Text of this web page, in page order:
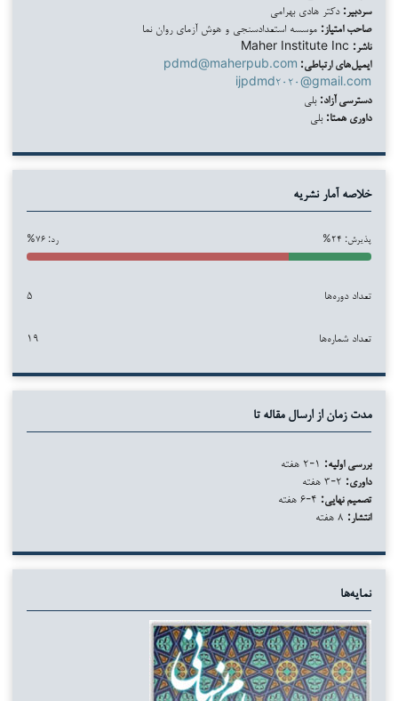
سردبیر: دکتر هادی بهرامی
صاحب امتیاز: موسسه استعدادسنجی و هوش آزمای روان نما
ناشر:
ایمیل‌های ارتباطی: pdmd@maherpub.com
ijpdmd۲۰۲۰@gmail.com
دسترسی آزاد: بلی
داوری همتا: بلی
خلاصه آمار نشریه
پذیرش: ۲۴% رد: ۷۶%
تعداد دوره‌ها ۵
تعداد شماره‌ها ۱۹
مدت زمان از ارسال مقاله تا
بررسی اولیه:
داوری:
تصمیم نهایی:
انتشار:
نمایه‌ها